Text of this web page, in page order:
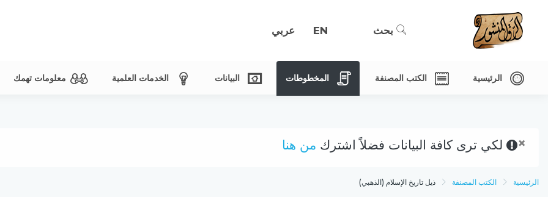
بحث EN عربي
الرئيسية الكتب المصنفة المخطوطات البيانات الخدمات العلمية معلومات تهمك
× لكي ترى كافة البيانات فضلاً اشترك من هنا
الرئيسية الكتب المصنفة ذيل تاريخ الإسلام (الذهبي)